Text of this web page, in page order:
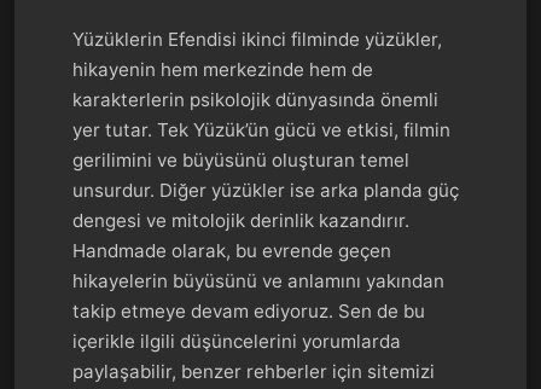
Yüzüklerin Efendisi ikinci filminde yüzükler,
hikayenin hem merkezinde hem de
karakterlerin psikolojik dünyasında önemli
yer tutar. Tek Yüzük’ün gücü ve etkisi, filmin
gerilimini ve büyüsünü oluşturan temel
unsurdur. Diğer yüzükler ise arka planda güç
dengesi ve mitolojik derinlik kazandırır.
Handmade olarak, bu evrende geçen
hikayelerin büyüsünü ve anlamını yakından
takip etmeye devam ediyoruz. Sen de bu
içerikle ilgili düşüncelerini yorumlarda
paylaşabilir, benzer rehberler için sitemizi